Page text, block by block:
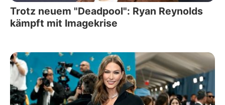
Trotz neuem "Deadpool": Ryan Reynolds
kämpft mit Imagekrise